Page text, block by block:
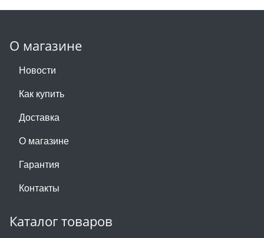
О магазине
Новости
Как купить
Доставка
О магазине
Гарантия
Контакты
Каталог товаров